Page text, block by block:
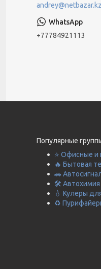
andrey@netbazar.kz
+77784921113
Популярные
⭐ Офисные и
🔥 Бытовая
🚗
🛠️ Автохимия
💧 Кулеры
♻️